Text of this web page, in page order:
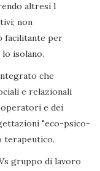
altresì l
non
facilitante per
isolano.
che
e relazionali
e dei
"eco-psico-
terapeutico.
gruppo di lavoro